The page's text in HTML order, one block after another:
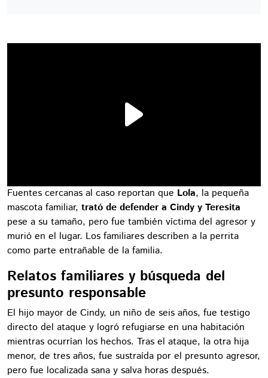
Fuentes cercanas al caso reportan que Lola, la pequeña
mascota familiar, trató de defender a Cindy y Teresita
pese a su tamaño, pero fue también víctima del agresor y
murió en el lugar. Los familiares describen a la perrita
como parte entrañable de la familia.
Relatos familiares y búsqueda del
presunto responsable
El hijo mayor de Cindy, un niño de seis años, fue testigo
directo del ataque y logró refugiarse en una habitación
mientras ocurrían los hechos. Tras el ataque, la otra hija
menor, de tres años, fue sustraída por el presunto agresor,
pero fue localizada sana y salva horas después.